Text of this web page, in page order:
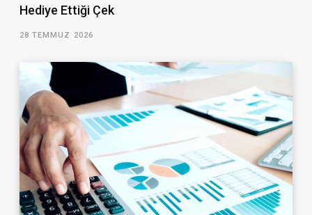
Hediye Ettiği Çek
28 TEMMUZ 2026